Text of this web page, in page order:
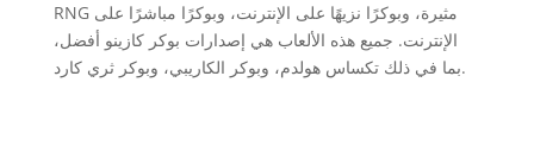
RNG مثيرة، وبوكرًا نزيهًا على الإنترنت، وبوكرًا مباشرًا على
الإنترنت. جميع هذه الألعاب هي إصدارات بوكر كازينو أفضل،
بما في ذلك تكساس هولدم، وبوكر الكاريبي، وبوكر ثري كارد.